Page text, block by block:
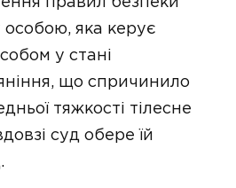
яка керує
у стані
що спричинило
тяжкості тілесне
суд обере їй